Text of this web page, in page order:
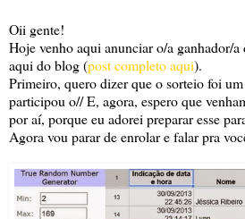
Oii gente!
Hoje venho aqui anunciar o/a ganhador/
aqui do blog (post completo aqui).
Primeiro, quero dizer que o sorteio foi um
participou o// E, agora, espero que
por aí, porque eu adorei preparar esse
Agora vou parar de enrolar e falar pra